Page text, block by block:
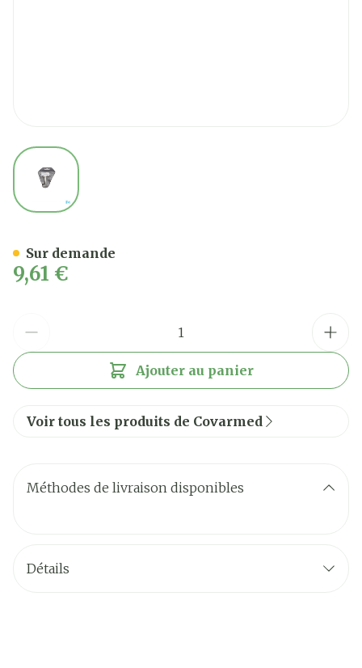
View larger image
9,61 €
Ajouter au panier
Sur demande
Voir tous les produits de Covarmed
Méthodes de livraison disponibles
Détails